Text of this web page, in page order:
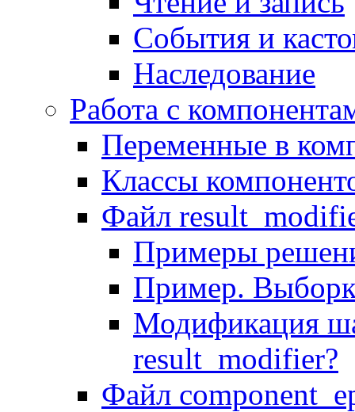
События и
Наследование
Работа с
Переменные в
Классы
Файл
Примеры
Пример.
Модификация
result_modifier?
Файл